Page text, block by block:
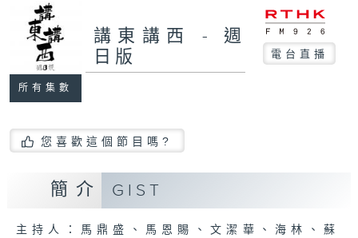
所有集數
講東講西 - 週
日版
電台直播
您喜歡這個節目嗎?
簡介 GIST
主持人：馬鼎盛、馬恩賜、文潔華、海林、蘇